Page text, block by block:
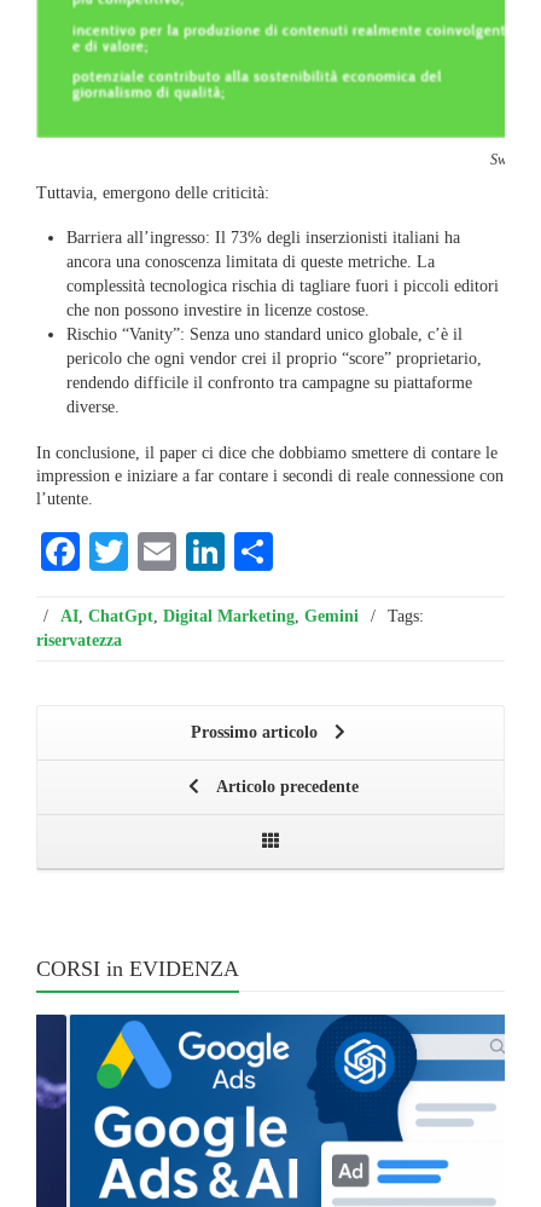
Swot
Tuttavia, emergono delle criticità:
Barriera all’ingresso: Il 73% degli inserzionisti italiani ha
ancora una conoscenza limitata di queste metriche. La
complessità tecnologica rischia di tagliare fuori i piccoli editori
che non possono investire in licenze costose.
Rischio “Vanity”: Senza uno standard unico globale, c’è il
pericolo che ogni vendor crei il proprio “score” proprietario,
rendendo difficile il confronto tra campagne su piattaforme
diverse.
In conclusione, il paper ci dice che dobbiamo smettere di contare le
impression e iniziare a far contare i secondi di reale connessione con
l’utente.
Facebook
Twitter
EmailLinkedIn
/ AI ChatGpt Digital Marketing Gemini /
Tags:
riservatezza
Prossimo articolo
Articolo precedente
CORSI in EVIDENZA